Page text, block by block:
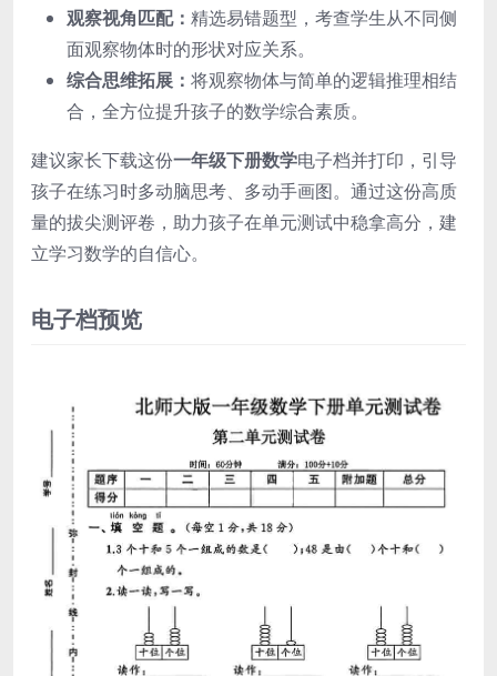
观察视角匹配： 精选易错题型，考查学生从不同侧
面观察物体时的形状对应关系。
综合思维拓展： 将观察物体与简单的逻辑推理相结
合，全方位提升孩子的数学综合素质。
建议家长下载这份一年级下册数学电子档并打印，引导
孩子在练习时多动脑思考、多动手画图。通过这份高质
量的拔尖测评卷，助力孩子在单元测试中稳拿高分，建
立学习数学的自信心。
电子档预览